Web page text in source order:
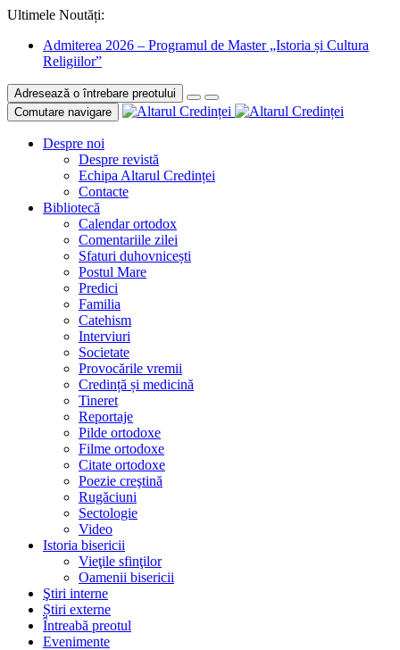
Ultimele Noutăți:
Admiterea 2026 – Programul de Master „Istoria și Cultura
Religiilor”
Adresează o întrebare preotului
Comutare navigare
Despre noi
Despre revistă
Echipa Altarul Credinței
Contacte
Bibliotecă
Calendar ortodox
Comentariile zilei
Sfaturi duhovnicești
Postul Mare
Predici
Familia
Catehism
Interviuri
Societate
Provocările vremii
Credință și medicină
Tineret
Reportaje
Pilde ortodoxe
Filme ortodoxe
Citate ortodoxe
Poezie creştină
Rugăciuni
Sectologie
Video
Istoria bisericii
Vieţile sfinţilor
Oamenii bisericii
Ştiri interne
Știri externe
Întreabă preotul
Evenimente